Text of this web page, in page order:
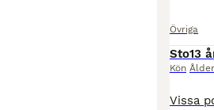
Övriga
Sto
Kön
13
Ålder